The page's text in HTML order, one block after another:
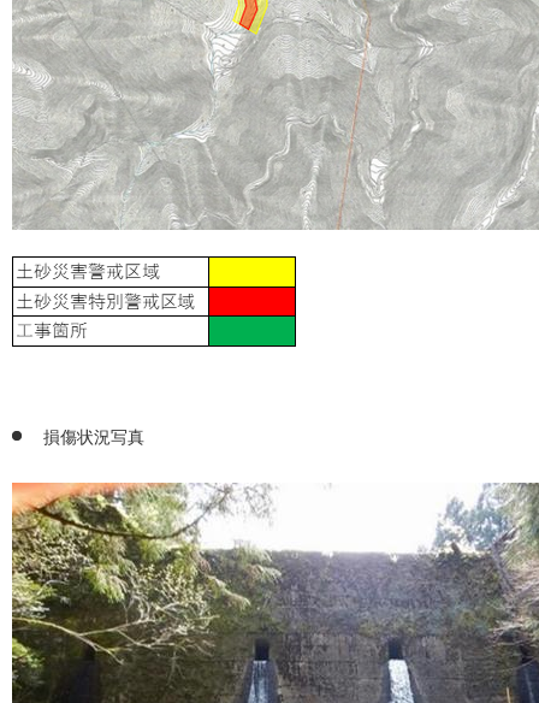
損傷状況写真